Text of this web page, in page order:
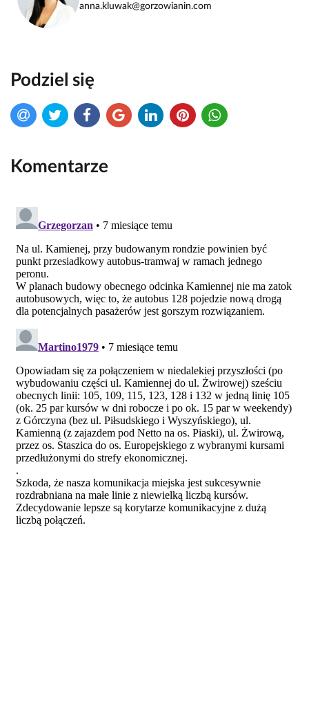
anna.kluwak@gorzowianin.com
Podziel się
Komentarze